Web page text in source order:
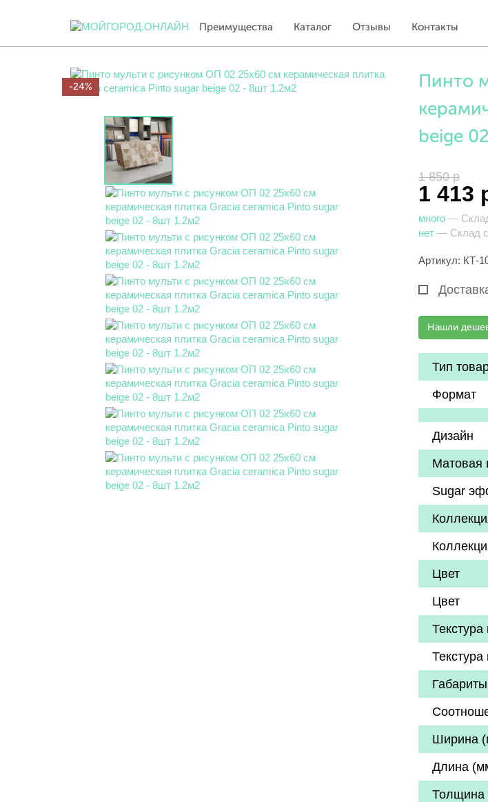
Преимущества Каталог Отзывы Контакты
-24%
Пинто
beige
1 850 р
1 413
много —
нет — Склад
Артикул: КТ-
Тип
Формат
Дизайн
Матовая
Sugar
Цвет
Цвет
Текстура
Текстура
Габариты
Ширина
Длина
Толщина